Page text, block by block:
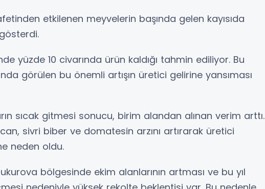
etkilenen meyvelerin başında gelen kayısıda
yüzde 10 civarında ürün kaldığı tahmin ediliyor. Bu
görülen bu önemli artışın üretici gelirine yansıması
sıcak gitmesi sonucu, birim alandan alınan verim arttı.
sivri biber ve domatesin arzını artırarak üretici
neden oldu.
bölgesinde ekim alanlarının artması ve bu yıl